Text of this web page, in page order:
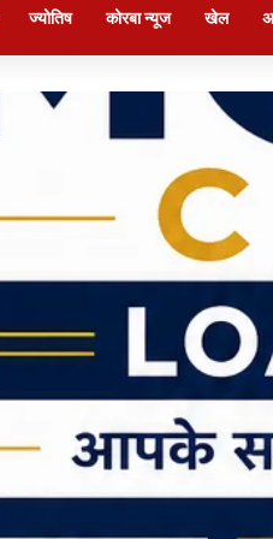
ज्योतिष कोरबा न्यूज खेल